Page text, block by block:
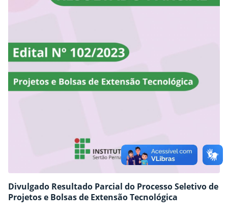
Divulgado Resultado Parcial do Processo Seletivo de
Projetos e Bolsas de Extensão Tecnológica